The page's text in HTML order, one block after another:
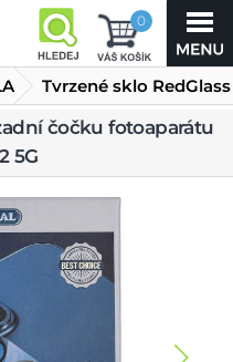
0
Tvrzené sklo RedGlass
na zadní čočku
čočku fotoaparátu
5G